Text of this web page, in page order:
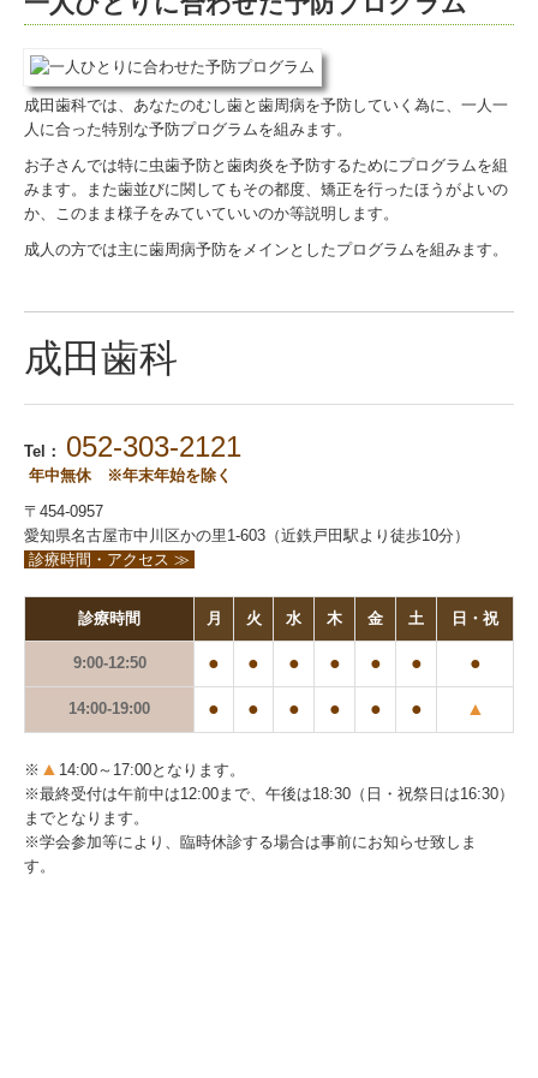
小児歯科
拡大化治療
インプラント
特殊な入れ歯
ホワイトニング
保険外治療と料金
歯科助手 採用情報
臨床研修医 採用情報
歯科医師採用情報
施設基準関連
歯科医師臨床研修（管理型）研修医募集
成田歯科では、あなたのむし歯と歯周病を予防していく為に、一人一
人に合った特別な予防プログラムを組みます。
お子さんでは特に虫歯予防と歯肉炎を予防するためにプログラムを組
みます。また歯並びに関してもその都度、矯正を行ったほうがよいの
か、このまま様子をみていていいのか等説明します。
成人の方では主に歯周病予防をメインとしたプログラムを組みます。
成田歯科
Tel： 052-303-2121
年中無休 ※年末年始を除く
〒454-0957
愛知県名古屋市中川区かの里1-603（近鉄戸田駅より徒歩10分）
診療時間・アクセス ≫
診療時間 月 火 水 木 金 土 日・祝
9:00-12:50 ● ● ● ● ● ● ●
14:00-19:00 ● ● ● ● ● ● ▲
※ ▲ 14:00～17:00となります。
※最終受付は午前中は12:00まで、午後は18:30（日・祝祭日は16:30）
までとなります。
※学会参加等により、臨時休診する場合は事前にお知らせ致しま
す。